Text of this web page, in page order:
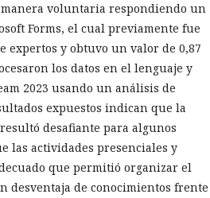
voluntaria respondiendo un
Forms, el cual previamente fue
expertos y obtuvo un valor de 0,87
los datos en el lenguaje y
2023 usando un análisis de
expuestos indican que la
desafiante para algunos
las actividades presenciales y
que permitió organizar el
desventaja de conocimientos frente